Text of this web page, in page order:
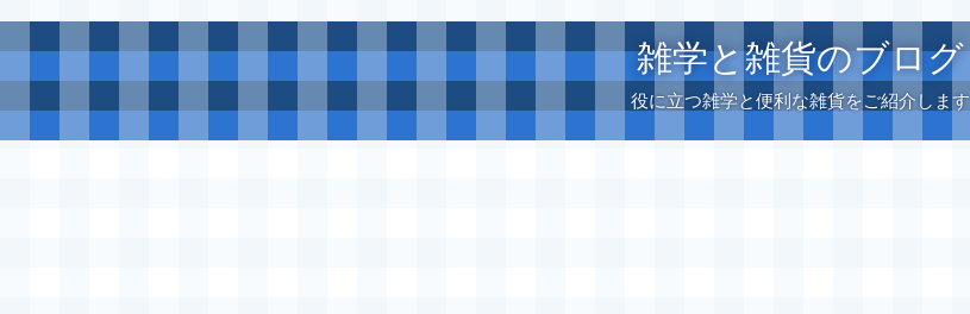
雑学と雑貨のブログ
役に立つ雑学と便利な雑貨をご紹介します